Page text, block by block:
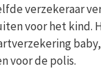
verzekeraar
voor het kind.
voor de polis.